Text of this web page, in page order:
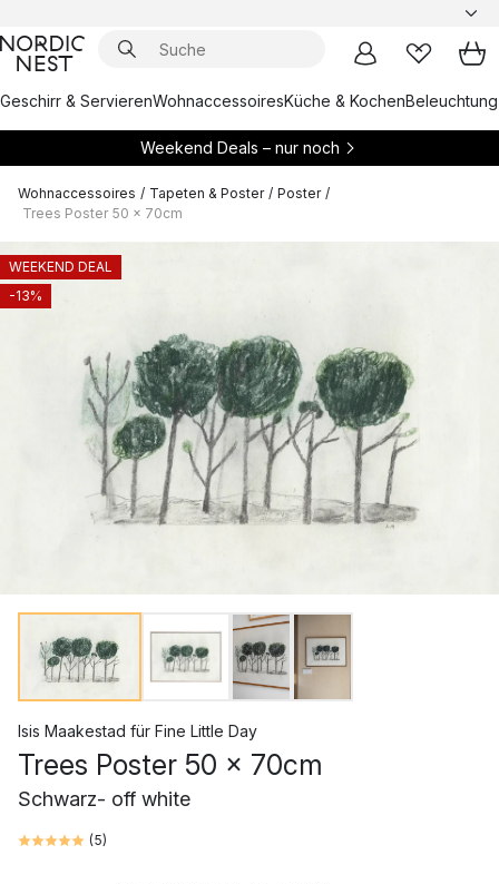
Geschirr & ServierenWohnaccessoiresKüche & KochenBeleuchtung
Weekend Deals – nur noch
Wohnaccessoires / Tapeten & Poster / Poster /
Trees Poster 50 x 70cm
WEEKEND DEAL
-13%
Isis Maakestad für Fine Little Day
Trees Poster 50 x 70cm
Schwarz- off white
(5)